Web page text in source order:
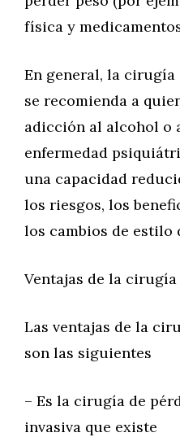
física y
En general, la cirugía
se recomienda a
adicción al alcohol o
enfermedad
una capacidad
los riesgos, los
los cambios de estilo
Ventajas de la
Las ventajas de la
son las siguientes
– Es la cirugía de
invasiva que existe